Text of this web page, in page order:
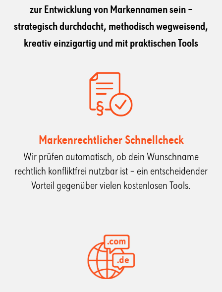
zur Entwicklung von Markennamen sein –
strategisch durchdacht, methodisch wegweisend,
kreativ einzigartig und mit praktischen Tools
Markenrechtlicher Schnellcheck
Wir prüfen automatisch, ob dein Wunschname
rechtlich konfliktfrei nutzbar ist – ein entscheidender
Vorteil gegenüber vielen kostenlosen Tools.